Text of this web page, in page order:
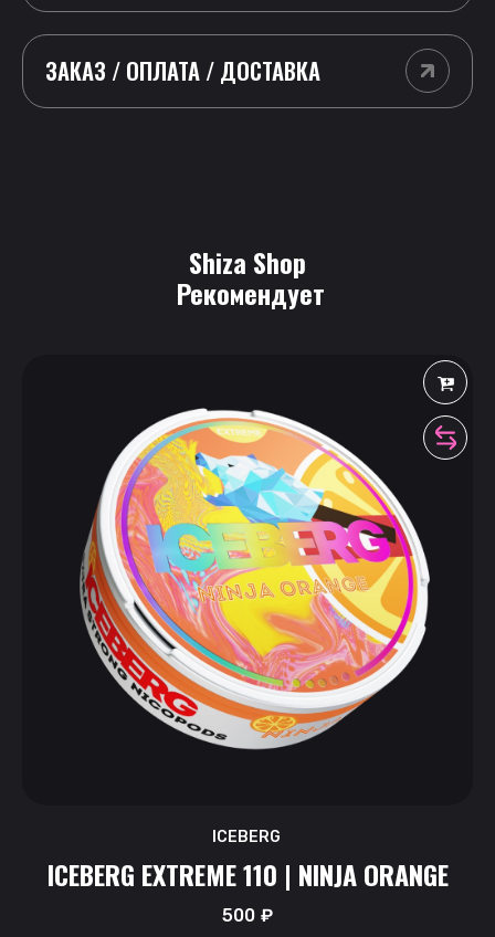
ЗАКАЗ / ОПЛАТА / ДОСТАВКА
Shiza Shop
Рекомендует
ICEBERG
ICEBERG EXTREME 110 | NINJA ORANGE
500₽